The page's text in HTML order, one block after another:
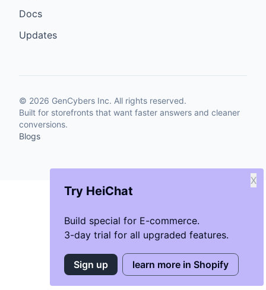
Try HeiChat
Build special for E-commerce.
3-day trial for all upgraded features.
X
Sign up learn more in Shopify
Docs
Updates
© 2026 GenCybers Inc. All rights reserved.
Built for storefronts that want faster answers and cleaner
conversions.
Blogs